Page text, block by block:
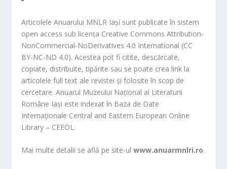
Articolele Anuarului MNLR Iași sunt publicate în sistem
open access sub licența Creative Commons Attribution-
NonCommercial-NoDerivatives 4.0 International (CC
BY-NC-ND 4.0). Acestea pot fi citite, descărcate,
copiate, distribuite, tipărite sau se poate crea link la
articolele full text ale revistei și folosite în scop de
cercetare. Anuarul Muzeului Național al Literaturii
Române Iași este indexat în Baza de Date
Internaționale Central and Eastern European Online
Library – CEEOL.
Mai multe detalii se află pe site-ulwww.anuarmnlri.ro.